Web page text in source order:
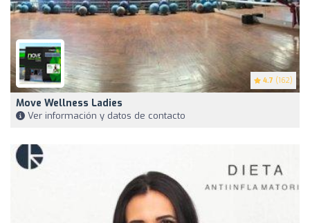
4.7 (162)
Move Wellness Ladies
Ver información y datos de contacto